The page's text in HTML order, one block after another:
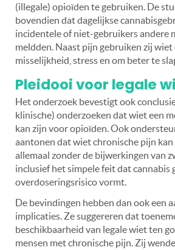
(illegale) opioïden te gebruiken. De
bovendien dat dagelijkse
incidentele of niet-gebruikers andere
meldden. Naast pijn gebruiken zij wiet
misselijkheid, stress en om beter te
Pleidooi voor legale
Hetonderzoek bevestigt ook
klinische) onderzoeken dat wiet een
kan zijn voor opioïden. Ook
aantonen dat wiet chronische pijn
allemaal zonder de bijwerkingen van
inclusief het simpele feit dat cannabis
overdoseringsrisico vormt.
De bevindingen hebben dan ook een
implicaties. Ze suggereren dat
beschikbaarheid van legale wiet ten
mensen met chronische pijn. Zij